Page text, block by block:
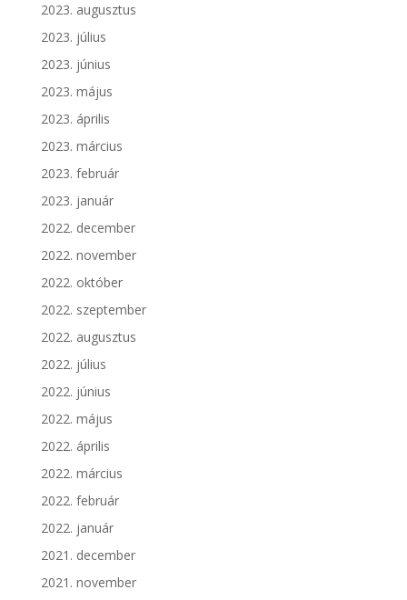
2023. augusztus
2023. július
2023. június
2023. május
2023. április
2023. március
2023. február
2023. január
2022. december
2022. november
2022. október
2022. szeptember
2022. augusztus
2022. július
2022. június
2022. május
2022. április
2022. március
2022. február
2022. január
2021. december
2021. november